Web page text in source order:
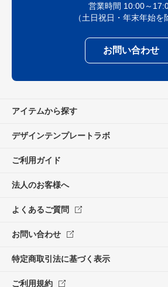
営業時間 10:00～
（土日祝日・年末年始を
お問い合わせ
アイテムから探す
デザインテンプレートラボ
ご利用ガイド
法人のお客様へ
よくあるご質問
お問い合わせ
特定商取引法に基づく表示
ご利用規約